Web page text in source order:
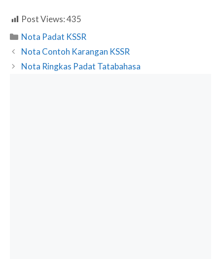
Post Views:435
Categories
Nota Padat KSSR
Nota Contoh Karangan KSSR
Nota Ringkas Padat Tatabahasa